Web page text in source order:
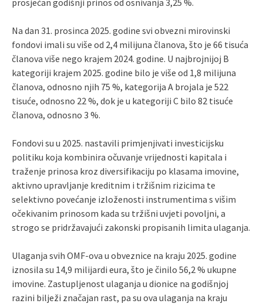
Na dan 31. prosinca 2025. godine svi obvezni mirovinski
fondovi imali su više od 2,4 milijuna članova, što je 66 tisuća
članova više nego krajem 2024. godine. U najbrojnijoj B
kategoriji krajem 2025. godine bilo je više od 1,8 milijuna
članova, odnosno njih 75 %, kategorija A brojala je 522
tisuće, odnosno 22 %, dok je u kategoriji C bilo 82 tisuće
članova, odnosno 3 %.
Fondovi su u 2025. nastavili primjenjivati investicijsku
politiku koja kombinira očuvanje vrijednosti kapitala i
traženje prinosa kroz diversifikaciju po klasama imovine,
aktivno upravljanje kreditnim i tržišnim rizicima te
selektivno povećanje izloženosti instrumentima s višim
očekivanim prinosom kada su tržišni uvjeti povoljni, a
strogo se pridržavajući zakonski propisanih limita ulaganja.
Ulaganja svih OMF-ova u obveznice na kraju 2025. godine
iznosila su 14,9 milijardi eura, što je činilo 56,2 % ukupne
imovine. Zastupljenost ulaganja u dionice na godišnjoj
razini bilježi značajan rast, pa su ova ulaganja na kraju